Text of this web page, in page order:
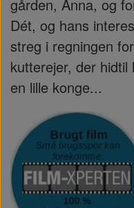
gården, Anna, og
Dét, og hans
streg i regningen
kutterejer, der
en lille konge...